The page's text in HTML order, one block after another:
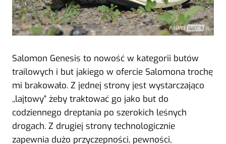
Salomon Genesis to nowość w kategorii butów
trailowych i but jakiego w ofercie Salomona trochę
mi brakowało. Z jednej strony jest wystarczająco
,,lajtowy” żeby traktować go jako but do
codziennego dreptania po szerokich leśnych
drogach. Z drugiej strony technologicznie
zapewnia dużo przyczepności, pewności,